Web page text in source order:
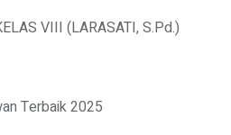
VIII (LARASATI, S.Pd.)